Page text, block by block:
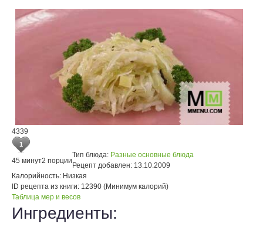
4339
1
45 минут2 порции
Тип блюда: Разные основные блюда
Рецепт добавлен: 13.10.2009
Калорийность: Низкая
ID рецепта из книги: 12390 (Минимум калорий)
Таблица мер и весов
Ингредиенты: